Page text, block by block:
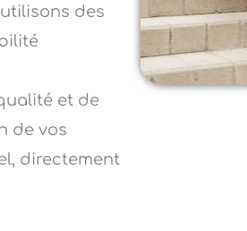
des
et de
de vos
directement